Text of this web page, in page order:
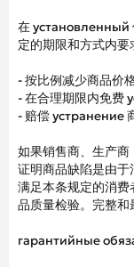
在 установленный
定的期限和方式内要
- 按比例减少商品价
- 在合理期限内免费
- 赔偿 устранение
如果销售商、生产商
证明商品缺陷是由
满足本条规定的消
品质量检验。完整和
гарантийные